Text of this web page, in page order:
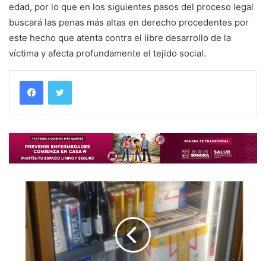
edad, por lo que en los siguientes pasos del proceso legal
buscará las penas más altas en derecho procedentes por
este hecho que atenta contra el libre desarrollo de la
víctima y afecta profundamente el tejido social.